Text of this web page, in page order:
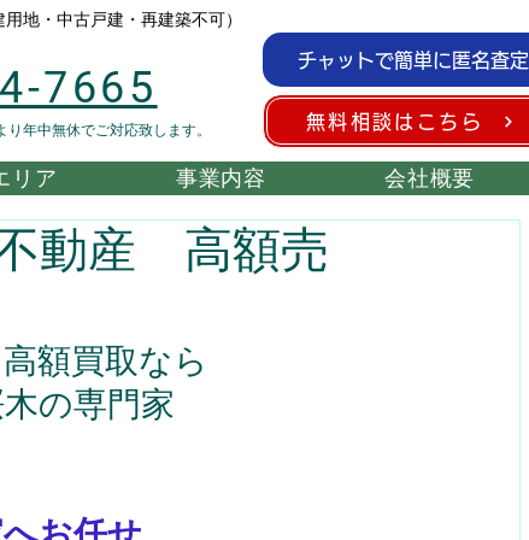
用地・中古戸建・再建築不可）
り年中無休でご対応致します。
7665
チャットで簡単に匿名査定
無料相談はこちら
リア 事業内容 会社概要
不動産 高額売
額買取なら
木の専門家